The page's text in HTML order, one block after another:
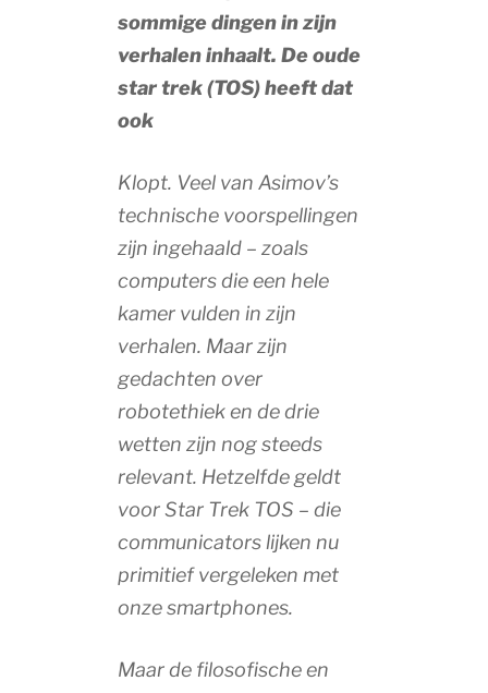
sommige dingen in zijn
verhalen inhaalt. De oude
star trek (TOS) heeft dat
ook
Klopt. Veel van Asimov’s
technische voorspellingen
zijn ingehaald – zoals
computers die een hele
kamer vulden in zijn
verhalen. Maar zijn
gedachten over
robotethiek en de drie
wetten zijn nog steeds
relevant. Hetzelfde geldt
voor Star Trek TOS – die
communicators lijken nu
primitief vergeleken met
onze smartphones.
Maar de filosofische en